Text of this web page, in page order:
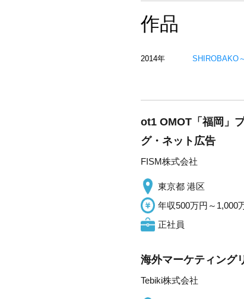
作品
2014年 SHIROBAKO
ot1 OMOT「福岡」
グ・ネット広告
FISM株式会社
東京都 港区
年収500万円～1,000
正社員
海外マーケティング
Tebiki株式会社